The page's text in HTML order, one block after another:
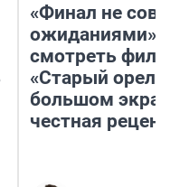
«Финал не
ожиданиями»:
смотреть
«Старый орел»
большом
честная